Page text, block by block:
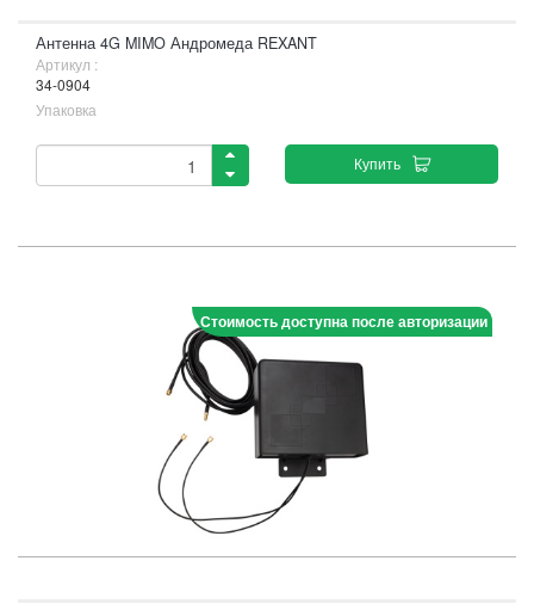
Антенна 4G MIMO Андромеда REXANT
Артикул :
34-0904
Упаковка
Купить
Стоимость доступна после авторизации